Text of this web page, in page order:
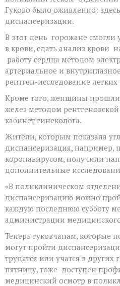
Гуково было оживленно:
диспансеризации.
В этот день горожане смогли
в крови, сдать анализ крови
работу сердца методом
артериальное и
рентген-исследование
Кроме того, женщины
желез методом
кабинет гинеколога.
Жители, которым показала
диспансеризация, например,
коронавирусом, получили
дополнительные
«В поликлиническом
диспансеризацию можно
каждую последнюю субботу
администрации
Теперь гуковчанам, которые
могут пройти
трудятся или учатся в
пятницу, тоже доступен
медицинский осмотр в